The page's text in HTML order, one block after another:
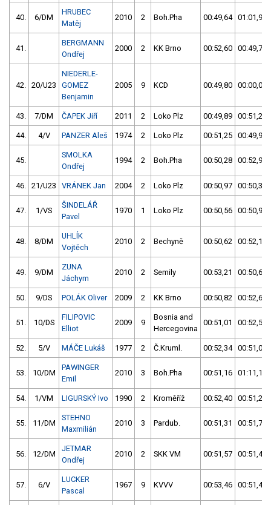
40. 6/DM
HRUBEC
Matěj
2010 2 Boh.Pha 00:49,64 01:01,97
41.
BERGMANN
Ondřej
2000 2 KK Brno 00:52,60 00:49,79
42. 20/U23
NIEDERLE-
GOMEZ
Benjamin
2005 9 KCD 00:49,80 00:00,00
43. 7/DM ČAPEK Jiří 2011 2 Loko Plz 00:49,89 00:51,28
44. 4/V PANZER Aleš 1974 2 Loko Plz 00:51,25 00:49,92
45.
SMOLKA
Ondřej
1994 2 Boh.Pha 00:50,28 00:52,97
46. 21/U23 VRÁNEK Jan 2004 2 Loko Plz 00:50,97 00:50,36
47. 1/VS
ŠINDELÁŘ
Pavel
1970 1 Loko Plz 00:50,56 00:50,93
48. 8/DM
UHLÍK
Vojtěch
2010 2 Bechyně 00:50,62 00:52,15
49. 9/DM
ZUNA
Jáchym
2010 2 Semily 00:53,21 00:50,68
50. 9/DS POLÁK Oliver 2009 2 KK Brno 00:50,82 00:52,62
51. 10/DS
FILIPOVIC
Elliot
2009 9
Bosnia and
Hercegovina
00:51,01 00:52,54
52. 5/V MÁČE Lukáš 1977 2 Č.Kruml. 00:52,34 00:51,04
53. 10/DM
PAWINGER
Emil
2010 3 Boh.Pha 00:51,16 01:11,17
54. 1/VM LIGURSKÝ Ivo 1990 2 Kroměříž 00:52,40 00:51,27
55. 11/DM
STEHNO
Maxmilián
2010 3 Pardub. 00:51,31 00:51,79
56. 12/DM
JETMAR
Ondřej
2010 2 SKK VM 00:51,57 00:51,42
57. 6/V
LUCKER
Pascal
1967 9 KVVV 00:53,46 00:51,43